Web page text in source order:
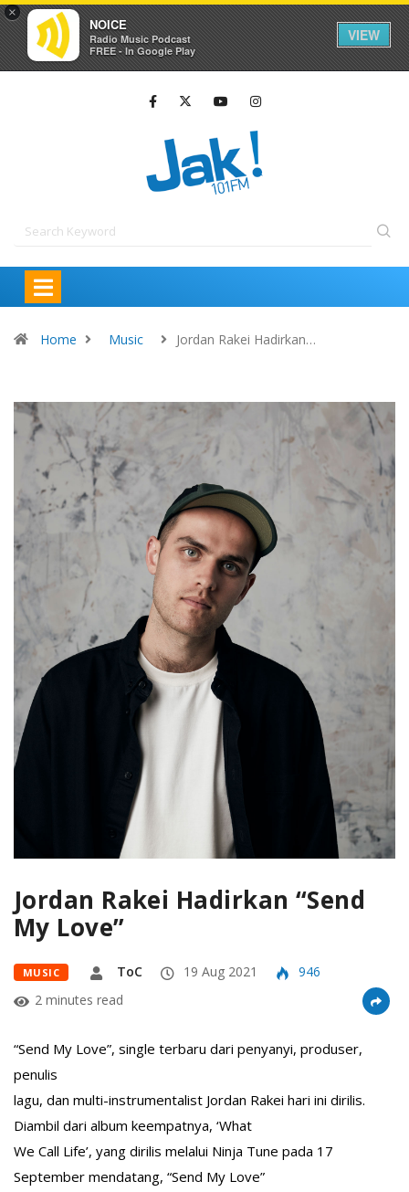
×
NOICE
Radio Music Podcast
FREE - In Google Play
VIEW
Home Music Jordan Rakei Hadirkan…
Jordan Rakei Hadirkan “Send
My Love”
MUSIC ToC 19 Aug 2021
946
2 minutes read
“Send My Love”, single terbaru dari penyanyi, produser,
penulis
lagu, dan multi-instrumentalist Jordan Rakei hari ini dirilis.
Diambil dari album keempatnya, ‘What
We Call Life’, yang dirilis melalui Ninja Tune pada 17
September mendatang, “Send My Love”